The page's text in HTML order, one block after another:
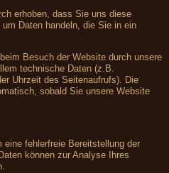
erhoben, dass Sie uns diese
Daten handeln, die Sie in ein
Besuch der Website durch unsere
technische Daten (z.B.
Uhrzeit des Seitenaufrufs). Die
sobald Sie unsere Website
eine fehlerfreie Bereitstellung der
können zur Analyse Ihres